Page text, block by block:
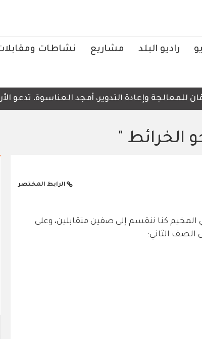
راديو البلد مشاريع نشاطات
وإعادة التدوير، أمجد العناسوة، تدعو
الخرائط "
الرابط المختصر
المخيم كنا ننقسم إلى صفين متقابلين، وعلى
الصف الثاني: